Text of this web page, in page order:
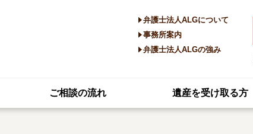
弁護士法人ALGについて
事務所案内
弁護士法人ALGの強み
ご相談の流れ 遺産を受け取る方